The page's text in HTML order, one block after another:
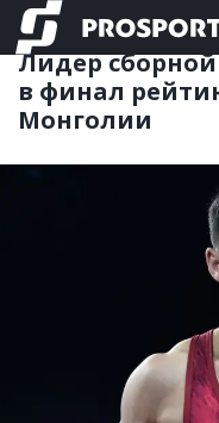
ЕДИНОБОРСТВА
Лидер
в финал
Монголии